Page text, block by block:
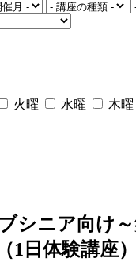
火曜 水曜 木曜
シニア向け
1日体験講座）